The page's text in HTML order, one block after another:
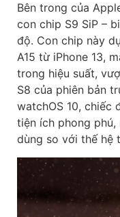
Bên trong của
con chip S9 SiP –
độ. Con chip này
A15 từ iPhone 13,
trong hiệu suất,
S8 của phiên bản
watchOS 10, chiếc
tiện ích phong
dùng so với thế hệ